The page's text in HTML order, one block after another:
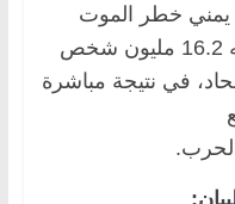
من 400.000 طفل يمني خطر الموت
جوعًا وسوء التغذية، بينما يواجه 16.2 مليون شخص
في نتيجة مباشرة